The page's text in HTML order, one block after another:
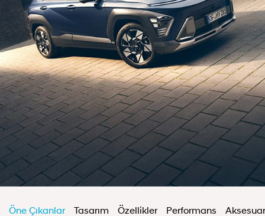
Öne Çıkanlar Tasarım Özellikler Performans